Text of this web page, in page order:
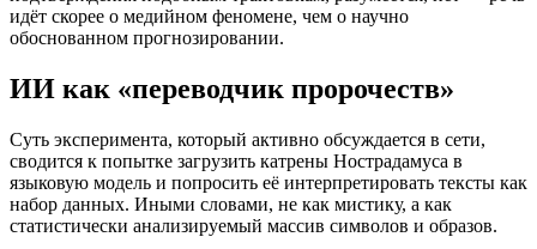
идёт скорее о медийном феномене, чем о научно
обоснованном прогнозировании.
ИИ как «переводчик пророчеств»
Суть эксперимента, который активно обсуждается в сети,
сводится к попытке загрузить катрены Нострадамуса в
языковую модель и попросить её интерпретировать тексты как
набор данных. Иными словами, не как мистику, а как
статистически анализируемый массив символов и образов.